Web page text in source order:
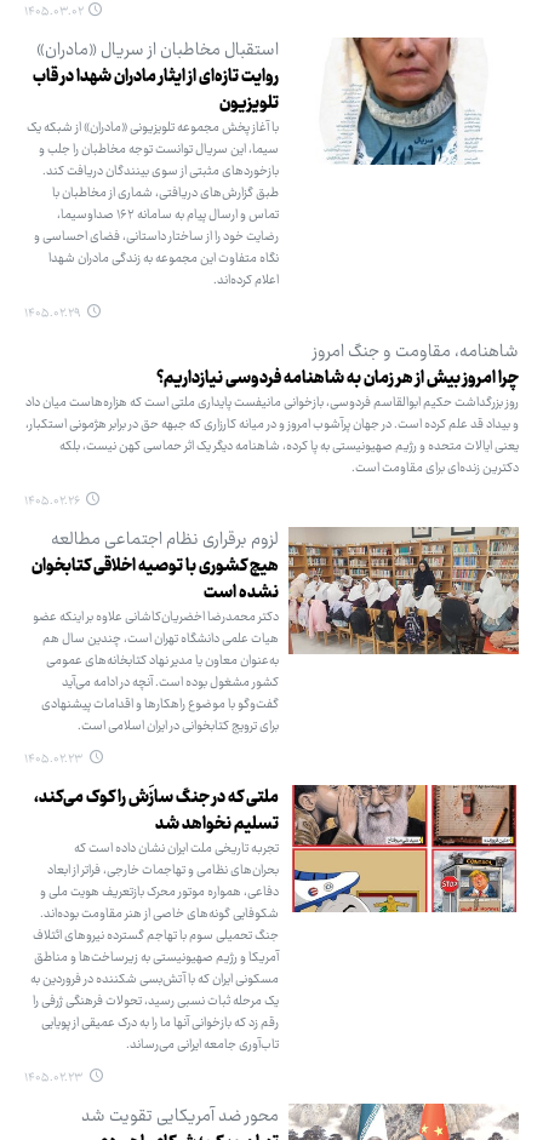
۱۴۰۵.۰۳.۰۲
استقبال مخاطبان از سریال «مادران»
روایت تازه‌ای از ایثار مادران شهدا در قاب
تلویزیون
با آغاز پخش مجموعه تلویزیونی «مادران» از شبکه یک
سیما، این سریال توانست توجه مخاطبان را جلب و
بازخوردهای مثبتی از سوی بینندگان دریافت کند.
طبق گزارش‌های دریافتی، شماری از مخاطبان با
تماس و ارسال پیام به سامانه ۱۶۲ صداوسیما،
رضایت خود را از ساختار داستانی، فضای احساسی و
نگاه متفاوت این مجموعه به زندگی مادران شهدا
اعلام کرده‌اند.
۱۴۰۵.۰۲.۲۹
شاهنامه، مقاومت و جنگ امروز
چرا امروز بیش از هر زمان به شاهنامه فردوسی نیازداریم؟
روز بزرگداشت حکیم ابوالقاسم فردوسی، بازخوانی مانیفست پایداری ملتی است که هزاره‌هاست میان داد
و بیداد قد علم کرده است. در جهان پرآشوب امروز و در میانه کارزاری که جبهه حق در برابر هژمونی استکبار،
یعنی ایالات متحده و رژیم صهیونیستی به پا کرده، شاهنامه دیگر یک اثر حماسی کهن نیست، بلکه
دکترین زنده‌ای برای مقاومت است.
۱۴۰۵.۰۲.۲۶
لزوم برقراری نظام اجتماعی مطالعه
هیچ کشوری با توصیه اخلاقی کتابخوان
نشده‌ است
دکتر محمدرضا اخضریان‌کاشانی علاوه بر اینکه عضو
هیات علمی دانشگاه تهران است، چندین سال هم
به‌عنوان معاون یا مدیر نهاد کتابخانه‌های عمومی
کشور مشغول بوده است. آنچه در ادامه می‌آید
گفت‌وگو با موضوع راهکارها و اقدامات پیشنهادی
برای ترویج کتابخوانی در ایران اسلامی است.
۱۴۰۵.۰۲.۲۳
ملتی که در جنگ سازَش را کوک می‌کند،
تسلیم نخواهد شد
تجربه تاریخی ملت ایران نشان داده است که
بحران‌های نظامی و تهاجمات خارجی، فراتر از ابعاد
دفاعی، همواره موتور محرک بازتعریف هویت ملی و
شکوفایی گونه‌های خاصی از هنر مقاومت بوده‌اند.
جنگ تحمیلی سوم با تهاجم گسترده نیروهای ائتلاف
آمریکا و رژیم صهیونیستی به زیرساخت‌ها و مناطق
مسکونی ایران که با آتش‌بسی شکننده در فروردین به
یک مرحله ثبات نسبی رسید، تحولات فرهنگی ژرفی را
رقم زد که بازخوانی آنها ما را به درک عمیقی از پویایی
تاب‌آوری جامعه ایرانی می‌رساند.
۱۴۰۵.۰۲.۲۳
محور ضد آمریکایی تقویت شد